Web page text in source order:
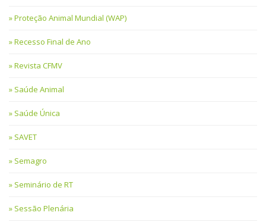
Proteção Animal Mundial (WAP)
Recesso Final de Ano
Revista CFMV
Saúde Animal
Saúde Única
SAVET
Semagro
Seminário de RT
Sessão Plenária